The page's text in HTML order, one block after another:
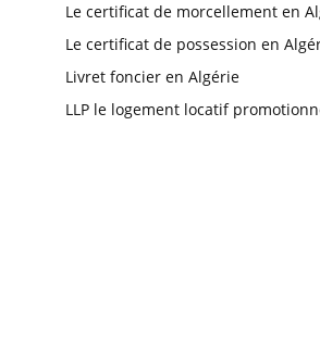
Le certificat de morcellement en
Le certificat de possession en
Livret foncier en Algérie
LLP le logement locatif